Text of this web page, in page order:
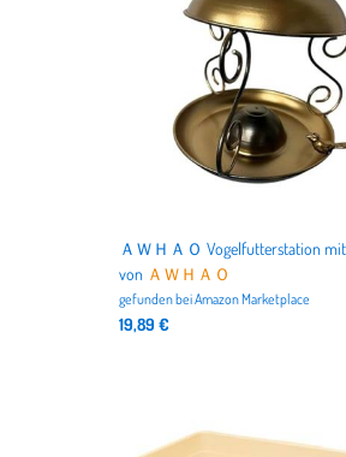
von ＡＷＨＡＯ
gefunden beiAmazon Marketplace
19,89 €